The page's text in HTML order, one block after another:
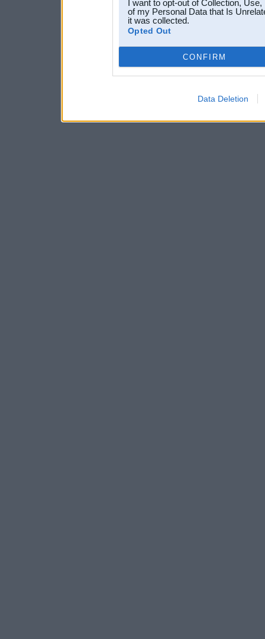
I want to opt-out of Collection,
of my Personal Data that Is
it was collected.
Opted Out
CONFIRM
Data Deletion